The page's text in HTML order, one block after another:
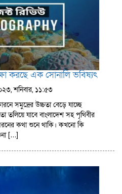
করছে এক সোনালি ভবিষ্যৎ
শনিবার, ১১:৫৩
সমুদ্রের উচ্চতা বেড়ে যাচ্ছে
তলিয়ে যাবে বাংলাদেশ সহ পৃথিবীর
কথা শুনে থাকি। কখনো কি
[…]